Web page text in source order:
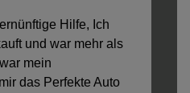
Hilfe, Ich
und war mehr als
mein
das Perfekte Auto